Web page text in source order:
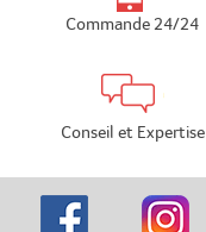
Commande 24/24
Conseil et Expertise